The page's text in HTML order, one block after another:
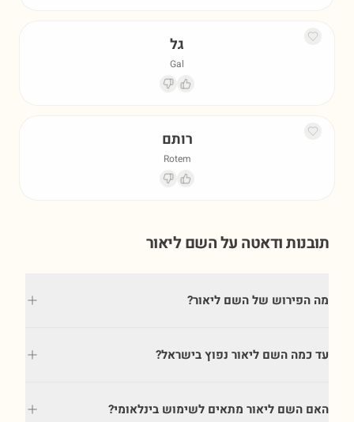
גל
Gal
רותם
Rotem
תובנות ודאטה על השםליאור
מה הפירוש של השם ליאור?
עד כמה השם ליאור נפוץ בישראל?
האם השם ליאור מתאים לשימוש בינלאומי?